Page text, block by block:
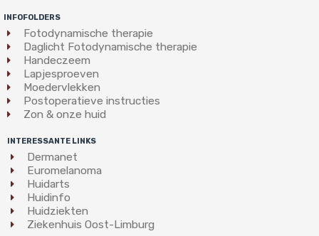
INFOFOLDERS
Fotodynamische therapie
Daglicht Fotodynamische therapie
Handeczeem
Lapjesproeven
Moedervlekken
Postoperatieve instructies
Zon & onze huid
INTERESSANTE LINKS
Dermanet
Euromelanoma
Huidarts
Huidinfo
Huidziekten
Ziekenhuis Oost-Limburg